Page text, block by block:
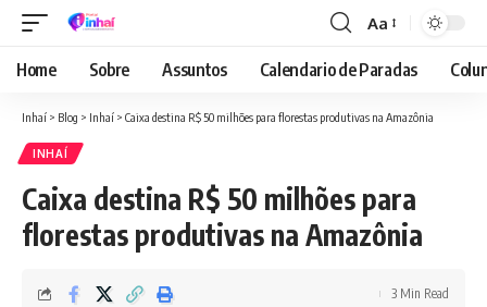
Font
Resizer
Aa
Home Sobre Assuntos Calendario de Paradas
Inhaí > Blog > Inhaí > Caixa destina R$ 50 milhões para florestas produtivas na Amazônia
INHAÍ
Caixa destina R$ 50 milhões para
florestas produtivas na Amazônia
3 Min Read